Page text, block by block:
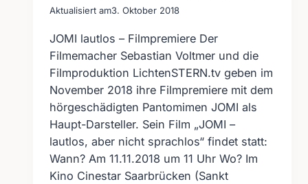
Aktualisiert am3. Oktober 2018
JOMI lautlos – Filmpremiere Der
Filmemacher Sebastian Voltmer und die
Filmproduktion LichtenSTERN.tv geben im
November 2018 ihre Filmpremiere mit dem
hörgeschädigten Pantomimen JOMI als
Haupt-Darsteller. Sein Film „JOMI –
lautlos, aber nicht sprachlos“ findet statt:
Wann? Am 11.11.2018 um 11 Uhr Wo? Im
Kino Cinestar Saarbrücken (Sankt